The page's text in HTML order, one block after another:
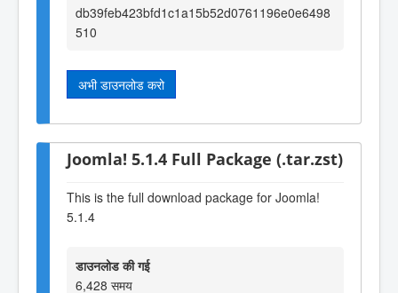
db39feb423bfd1c1a15b52d0761196e0e6498
510
अभी डाउनलोड करो
Joomla! 5.1.4 Full Package (.tar.zst)
This is the full download package for Joomla!
5.1.4
डाउनलोड की गई
6,428 समय